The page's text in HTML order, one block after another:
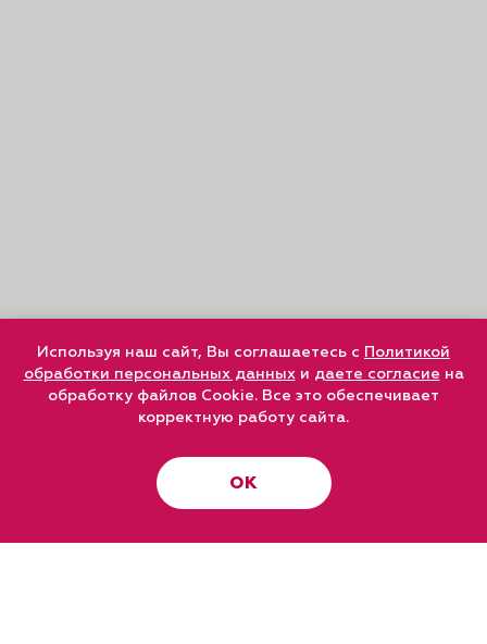
Используя наш сайт, Вы соглашаетесь с Политикой
обработки персональных данныхи даете согласие на
обработку файлов Cookie. Все это обеспечивает
корректную работу сайта.
ОК